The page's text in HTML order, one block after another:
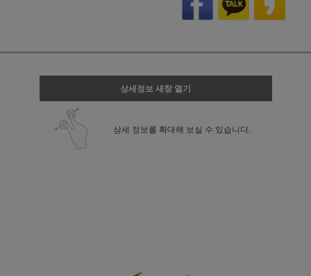
상세정보 새창 열기
상세 정보를 확대해 보실 수 있습니다.